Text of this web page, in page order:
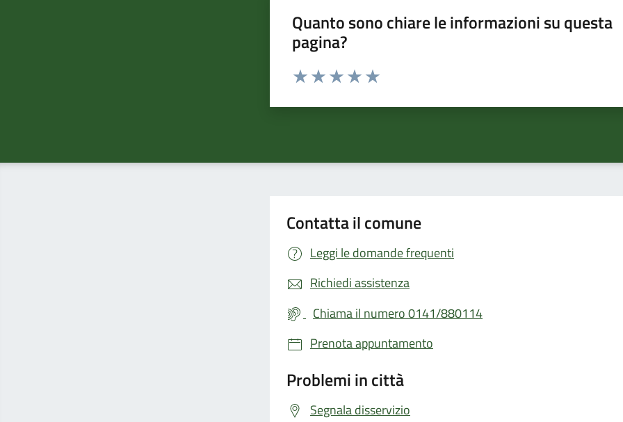
Quanto sono chiare le informazioni su questa
pagina?
Valuta da 1 a 5 stelle la pagina
Contatta il comune
Leggi le domande frequenti
Richiedi assistenza
Chiama il numero 0141/880114
Prenota appuntamento
Problemi in città
Segnala disservizio